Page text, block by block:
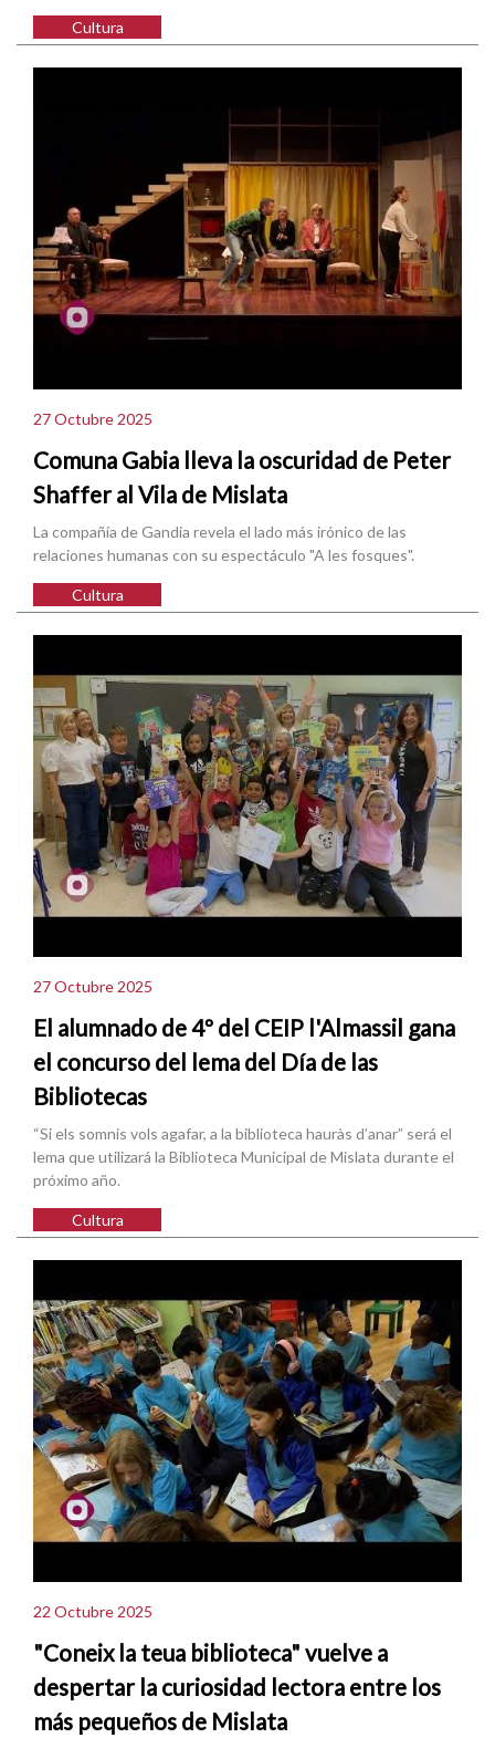
Cultura
27 Octubre 2025
Comuna Gabia lleva la oscuridad de Peter
Shaffer al Vila de Mislata
La compañía de Gandia revela el lado más irónico de las
relaciones humanas con su espectáculo "A les fosques".
Cultura
27 Octubre 2025
El alumnado de 4º del CEIP l'Almassil gana
el concurso del lema del Día de las
Bibliotecas
“Si els somnis vols agafar, a la biblioteca hauràs d’anar” será el
lema que utilizará la Biblioteca Municipal de Mislata durante el
próximo año.
Cultura
22 Octubre 2025
"Coneix la teua biblioteca" vuelve a
despertar la curiosidad lectora entre los
más pequeños de Mislata